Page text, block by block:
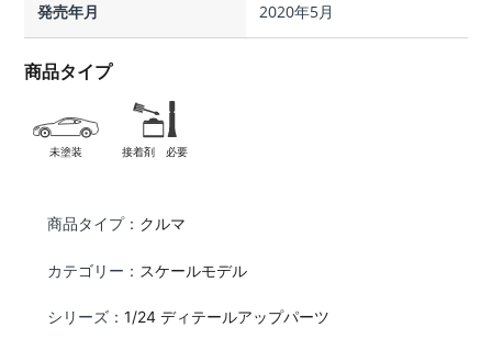
発売年月 2020年5月
商品タイプ
未塗装 接着剤 必要
商品タイプ： クルマ
カテゴリー： スケールモデル
シリーズ： 1/24 ディテールアップパーツ